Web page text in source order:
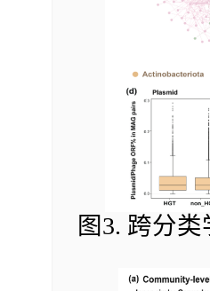
图3. 跨分